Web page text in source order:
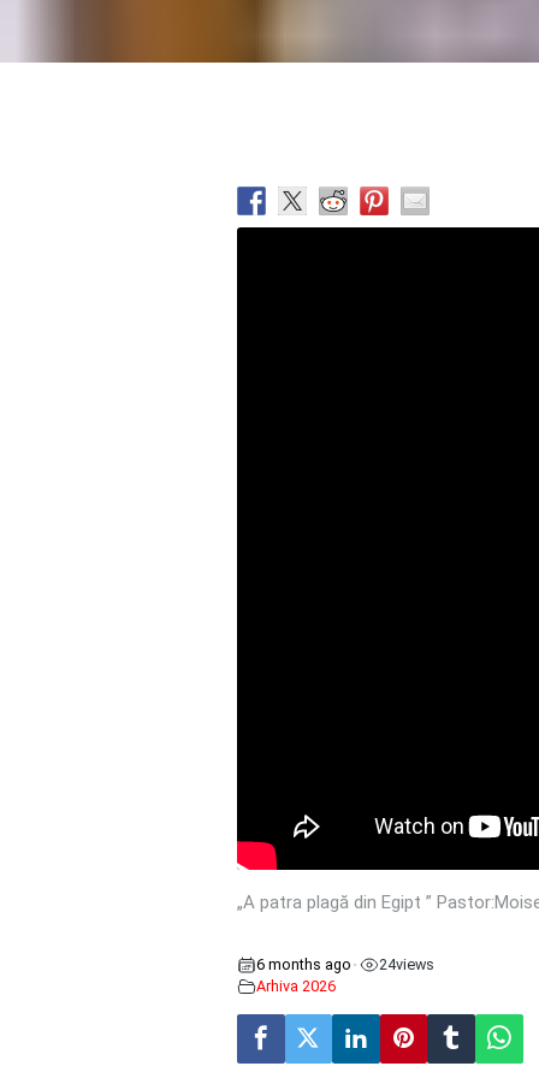
„A patra plagă din Egipt ”
6 months ago • 24views
Arhiva 2026